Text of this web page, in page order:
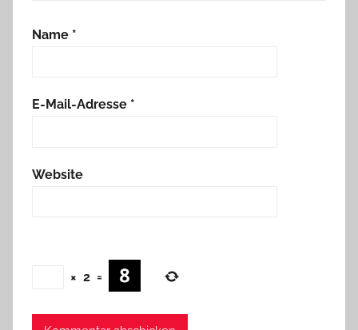
Name *
E-Mail-Adresse *
Website
× 2 =